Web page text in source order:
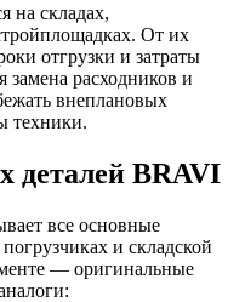
на складах,
От их
отгрузки и затраты
расходников и
внеплановых
техники.
деталей BRAVI
все основные
и складской
— оригинальные